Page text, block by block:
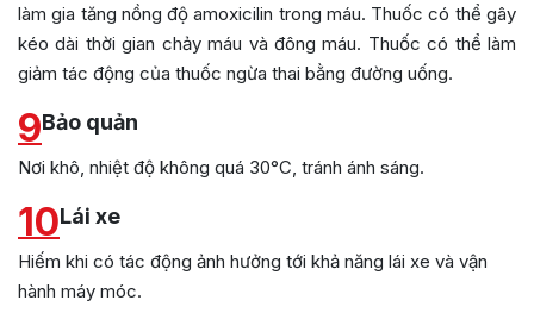
làm gia tăng nồng độ amoxicilin trong máu. Thuốc có thể gây
kéo dài thời gian chảy máu và đông máu. Thuốc có thể làm
giảm tác động của thuốc ngừa thai bằng đường uống.
9Bảo quản
Nơi khô, nhiệt độ không quá 30°C, tránh ánh sáng.
10Lái xe
Hiếm khi có tác động ảnh hưởng tới khả năng lái xe và vận
hành máy móc.